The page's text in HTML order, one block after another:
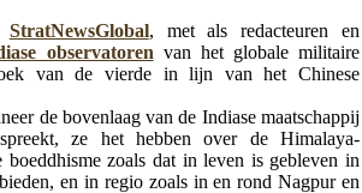
StratNewsGlobal, met als redacteuren en
observatoren van het globale militaire
van de vierde in lijn van het Chinese
de bovenlaag van de Indiase maatschappij
ze het hebben over de Himalaya-
zoals dat in leven is gebleven in
en in regio zoals in en rond Nagpur en